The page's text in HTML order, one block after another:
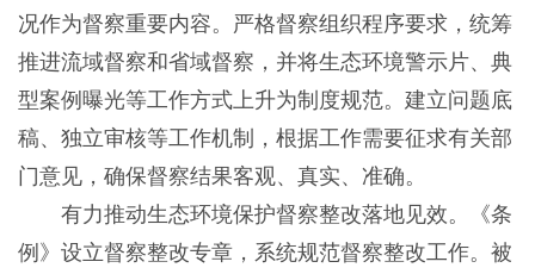
况作为督察重要内容。严格督察组织程序要求，统筹
推进流域督察和省域督察，并将生态环境警示片、典
型案例曝光等工作方式上升为制度规范。建立问题底
稿、独立审核等工作机制，根据工作需要征求有关部
门意见，确保督察结果客观、真实、准确。
有力推动生态环境保护督察整改落地见效。《条
例》设立督察整改专章，系统规范督察整改工作。被